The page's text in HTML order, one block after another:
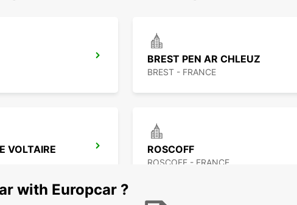
BREST PEN AR CHLEUZ
BREST - FRANCE
VOLTAIRE ROSCOFF
ROSCOFF - FRANCE
with Europcar ?